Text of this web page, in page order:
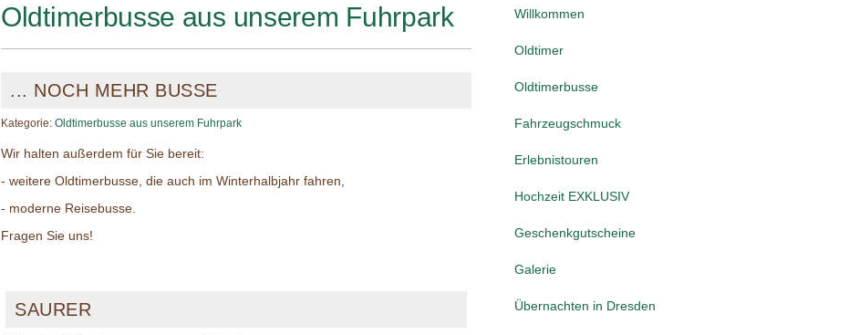
Willkommen
Oldtimer
Oldtimerbusse
Fahrzeugschmuck
Erlebnistouren
Hochzeit EXKLUSIV
Geschenkgutscheine
Galerie
Übernachten in Dresden
Oldtimerbusse aus unserem Fuhrpark
... NOCH MEHR BUSSE
Kategorie: Oldtimerbusse aus unserem Fuhrpark
Wir halten außerdem für Sie bereit:
- weitere Oldtimerbusse, die auch im Winterhalbjahr fahren,
- moderne Reisebusse.
Fragen Sie uns!
SAURER